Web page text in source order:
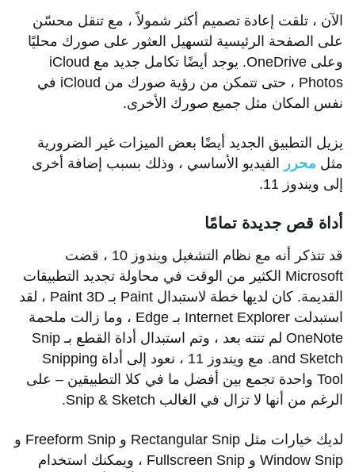
الآن ، تلقت إعادة تصميم أكثر شمولاً ، مع تنقل محسّن
على الصفحة الرئيسية لتسهيل العثور على صورك محليًا
وعلى OneDrive. يوجد أيضًا تكامل جديد مع iCloud
Photos ، حتى تتمكن من رؤية صورك من iCloud في
نفس المكان مثل جميع صورك الأخرى.
يزيل التطبيق الجديد أيضًا بعض الميزات غير الضرورية
مثل محرر
الفيديو الأساسي ، وذلك بسبب إضافة أخرى
إلى ويندوز 11.
أداة قص جديدة تمامًا
قد تتذكر أنه مع نظام التشغيل ويندوز 10 ، قضت
Microsoft الكثير من الوقت في محاولة تجديد التطبيقات
القديمة. كان لديها خطة لاستبدال Paint بـ Paint 3D ، لقد
استبدلت Internet Explorer بـ Edge ، وما زالت ملحمة
OneNote لم تنته بعد ، وتم استبدال أداة القطع بـ Snip
and Sketch. مع ويندوز 11 ، نعود إلى أداة Snipping
Tool واحدة تجمع بين أفضل ما في كلا التطبيقين – على
الرغم من أنها لا تزال في الغالب Snip & Sketch.
لديك خيارات مثل Rectangular Snip و Freeform Snip و
Window Snip و Fullscreen Snip ، ويمكنك استخدام
محتويات المقال